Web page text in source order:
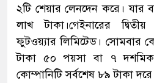
২টি শেয়ার লেনদেন করে।
লাখ টাকা।গেইনারের
ফুটওয়্যার লিমিটেড। সোমবার
টাকা ৫০ পয়সা বা ৭
কোম্পানিটি সর্বশেষ ৮৯ টাকা